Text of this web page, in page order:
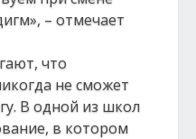
– отмечает
что
не сможет
В одной из школ
в котором